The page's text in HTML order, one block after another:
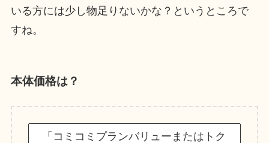
いる方には少し物足りないかな？というところで
すね。
本体価格は？
「コミコミプランバリューまたはトク